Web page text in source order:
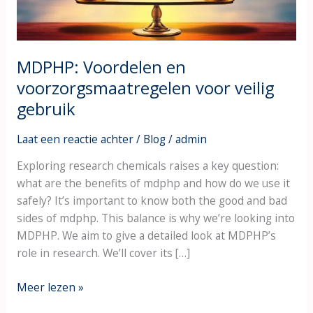
MDPHP: Voordelen en
voorzorgsmaatregelen voor veilig
gebruik
Laat een reactie achter/ Blog/admin
Exploring research chemicals raises a key question:
what are the benefits of mdphp and how do we use it
safely? It’s important to know both the good and bad
sides of mdphp. This balance is why we’re looking into
MDPHP. We aim to give a detailed look at MDPHP’s
role in research. We’ll cover its […]
Meer lezen »